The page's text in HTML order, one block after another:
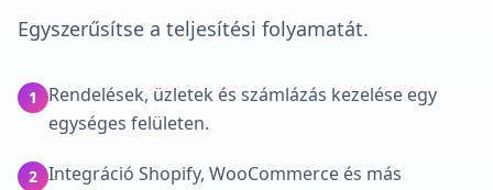
Egyszerűsítse a teljesítési folyamatát.
1
Rendelések, üzletek és számlázás kezelése egy
egységes felületen.
2 Integráció Shopify, WooCommerce és más